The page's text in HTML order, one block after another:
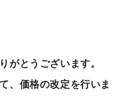
がとうございます。
、価格の改定を行いま